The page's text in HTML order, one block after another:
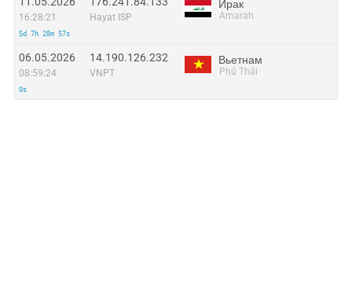
16:28:21
5d 7h 28m 57s
Hayat ISP
Ирак
Amarah
06.05.2026
08:59:24
0s
14.190.126.232
VNPT
Вьетнам
Phú Thái